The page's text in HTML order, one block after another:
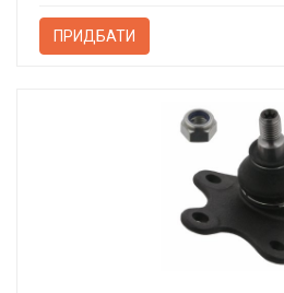
ПРИДБАТИ